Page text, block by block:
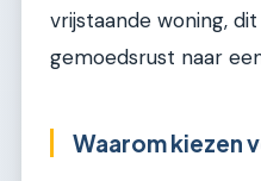
vrijstaande woning,
gemoedsrust naar
Waarom kiezen